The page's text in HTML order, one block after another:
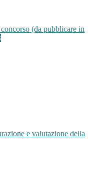
(da pubblicare in
e valutazione della